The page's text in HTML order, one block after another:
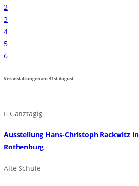
2
3
4
5
6
Veranstaltungen am31stAugust
Ganztägig
Ausstellung Hans-Christoph Rackwitz in
Rothenburg
Alte Schule